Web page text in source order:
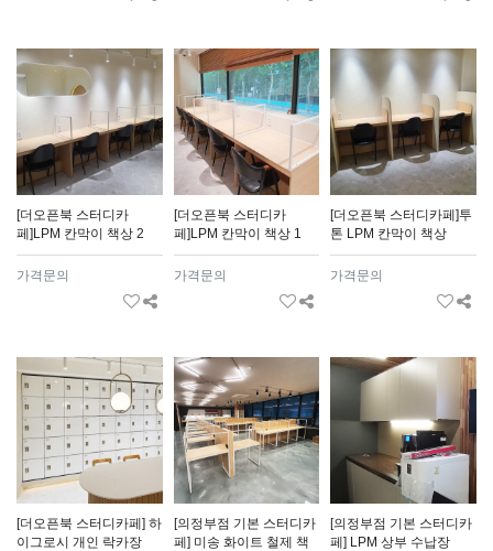
[더오픈북 스터디카
페]LPM 칸막이 책상 2
가격문의
[더오픈북 스터디카
페]LPM 칸막이 책상 1
가격문의
[더오픈북 스터디카페]투
톤 LPM 칸막이 책상
가격문의
[더오픈북 스터디카페] 하
이그로시 개인 락카장
[의정부점 기본 스터디카
페] 미송 화이트 철제 책
[의정부점 기본 스터디카
페] LPM 상부 수납장